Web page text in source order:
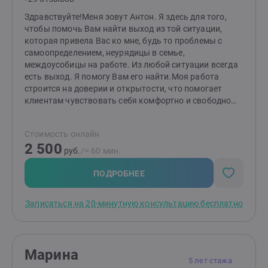
Здравствуйте!Меня зовут Антон. Я здесь для того,
чтобы помочь Вам найти выход из той ситуации,
которая привела Вас ко мне, будь то проблемы с
самоопределением, неурядицы в семье,
междоусобицы на работе. Из любой ситуации всегда
есть выход. Я помогу Вам его найти.Моя работа
строится на доверии и открытости, что помогает
клиентам чувствовать себя комфортно и свободно
деле уже знаете, как решить Вашу проблему, я лишь
проведу Вас по оптимальному пути. Каждая ситуация
индивидуальна, и, работая с клиентами, я
неукоснительно придерживаюсь этой
аксиомы.Обращайтесь ко мне, и я помогу Вам
Стоимость онлайн
2 500 руб. /≈ 60 мин.
ПОДРОБНЕЕ
Записаться на 20-минутную консультацию бесплатно
5 лет стажа
Марина